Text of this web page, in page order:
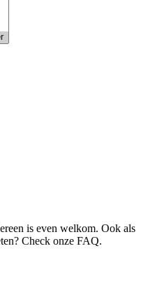
is even welkom. Ook als
Check onze FAQ.